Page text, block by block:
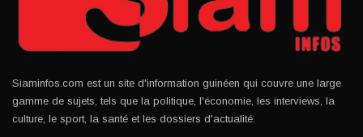
Siaminfos.com est un site d'information guinéen qui couvre une large
gamme de sujets, tels que la politique, l'économie, les interviews, la
culture, le sport, la santé et les dossiers d'actualité.